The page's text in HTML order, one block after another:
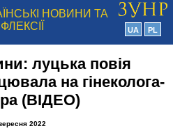
НОВИНИ ТА
UA PL
луцька повія
на гінеколога-
(ВІДЕО)
2022